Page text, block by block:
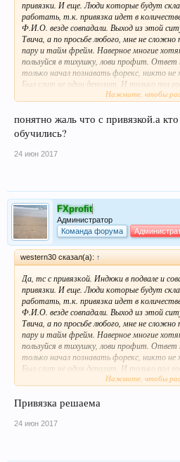
привязки. И еще. Люди которые будут
работать, т.к. привязка идет в
Ф.И.О. везде совпадали. Выход из этой
Твича, а по просьбе любого, мне не
пару и тайм фрейм. Наверное многие
пользуйся в тихушку, лови профит. Ответ
только начал познавать форекс, никто не
Был слит не один депозит. И только пол
депозит, а приумножать его. Кроме этой
есть его видосы. Тогда мне было жалко
было гарантии на успех. Сегодня я не
сегодня. А данная ТС, это подтверждение
меня в голове. Кроме этой ТС я
Нажмите, чтобы
понятно жаль что с привязкой.а
обучились?
24 июн 2017
FXprofit
Администратор
Команда форума
western30 сказал(а): ↑
Да, тс с привязкой. Индюки в подвале и
привязки. И еще. Люди которые будут
работать, т.к. привязка идет в
Ф.И.О. везде совпадали. Выход из этой
Твича, а по просьбе любого, мне не
пару и тайм фрейм. Наверное многие
пользуйся в тихушку, лови профит. Ответ
только начал познавать форекс, никто не
Был слит не один депозит. И только пол
депозит, а приумножать его. Кроме этой
успешного трейдера, который продает
есть его видосы. Тогда мне было жалко
было гарантии на успех. Сегодня я не
сегодня. А данная ТС, это подтверждение
Нажмите, чтобы
Привязка решаема
24 июн 2017